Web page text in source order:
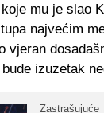
mu je slao
najvećim
vjeran
izuzetak
Zastrašujuće